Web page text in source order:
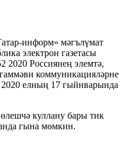
информ» мәгълүмат
электрон газетасы
Россиянең элемтә,
коммуникацияләрне
2020 елның 17 гыйнварында
куллану бары тик
гына мөмкин.